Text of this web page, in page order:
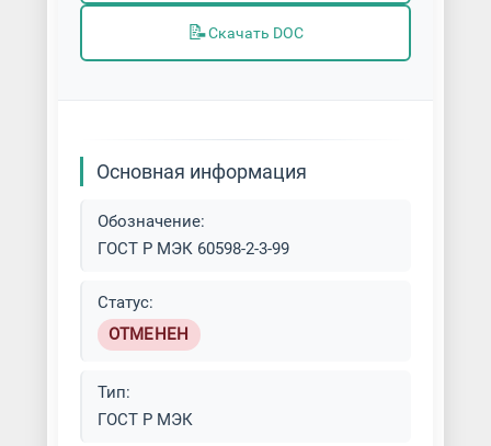
📝Скачать DOC
Основная информация
Обозначение:
ГОСТ Р МЭК 60598-2-3-99
Статус:
ОТМЕНЕН
Тип:
ГОСТ Р МЭК